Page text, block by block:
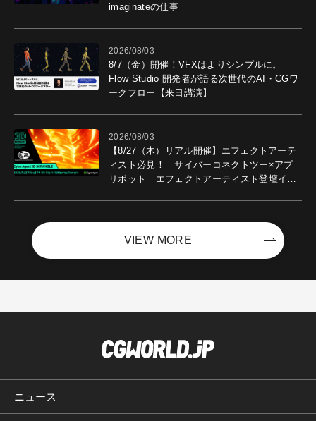
imaginateの仕事
2026/08/03
8/7（金）開催！VFXはよりシンプルに。
Flow Studio 開発者が語る次世代のAI・CGワ
ークフロー【来日講演】
2026/08/03
【8/27（木）リアル開催】エフェクトアーテ
ィスト必見！ サイバーコネクトツー×アプ
リボット エフェクトアーティスト登壇イベ
VIEW MORE
ニュース